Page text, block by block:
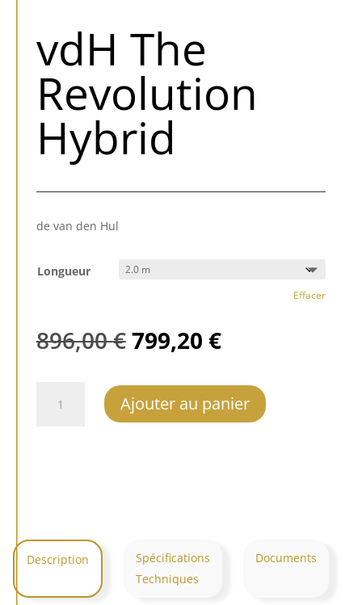
vdH The
Revolution
Hybrid
de van den Hul
Longueur
Effacer
896,00€Le
prix
était :
896,00 €.
799,20 €Le
prix
est :
799,20 €.
Ajouter au panier
Description
Spécifications
Techniques
Documents